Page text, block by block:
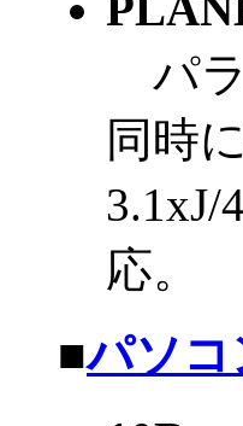
パラ
同時
応。
■パソコ